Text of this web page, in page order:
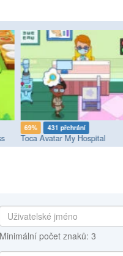
69% 431 přehrání
Toca Avatar My Hospital
Minimální počet znaků: 3